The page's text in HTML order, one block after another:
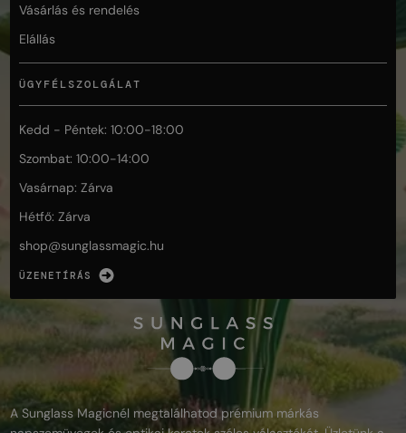
Vásárlás és rendelés
Elállás
ÜGYFÉLSZOLGÁLAT
Kedd - Péntek: 10:00-18:00
Szombat: 10:00-14:00
Vasárnap: Zárva
Hétfő: Zárva
shop@sunglassmagic.hu
ÜZENETÍRÁS
A Sunglass Magicnél megtalálhatod prémium márkás